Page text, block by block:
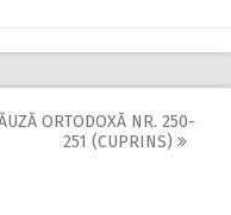
ORTODOXĂ NR. 250-
251 (CUPRINS)